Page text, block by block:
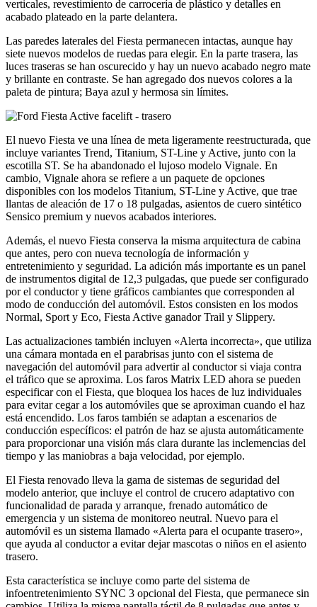
verticales, revestimiento de carrocería de plástico y detalles en
acabado plateado en la parte delantera.
Las paredes laterales del Fiesta permanecen intactas, aunque hay
siete nuevos modelos de ruedas para elegir. En la parte trasera, las
luces traseras se han oscurecido y hay un nuevo acabado negro mate
y brillante en contraste. Se han agregado dos nuevos colores a la
paleta de pintura; Baya azul y hermosa sin límites.
El nuevo Fiesta ve una línea de meta ligeramente reestructurada, que
incluye variantes Trend, Titanium, ST-Line y Active, junto con la
escotilla ST. Se ha abandonado el lujoso modelo Vignale. En
cambio, Vignale ahora se refiere a un paquete de opciones
disponibles con los modelos Titanium, ST-Line y Active, que trae
llantas de aleación de 17 o 18 pulgadas, asientos de cuero sintético
Sensico premium y nuevos acabados interiores.
Además, el nuevo Fiesta conserva la misma arquitectura de cabina
que antes, pero con nueva tecnología de información y
entretenimiento y seguridad. La adición más importante es un panel
de instrumentos digital de 12,3 pulgadas, que puede ser configurado
por el conductor y tiene gráficos cambiantes que corresponden al
modo de conducción del automóvil. Estos consisten en los modos
Normal, Sport y Eco, Fiesta Active ganador Trail y Slippery.
Las actualizaciones también incluyen «Alerta incorrecta», que utiliza
una cámara montada en el parabrisas junto con el sistema de
navegación del automóvil para advertir al conductor si viaja contra
el tráfico que se aproxima. Los faros Matrix LED ahora se pueden
especificar con el Fiesta, que bloquea los haces de luz individuales
para evitar cegar a los automóviles que se aproximan cuando el haz
está encendido. Los faros también se adaptan a escenarios de
conducción específicos: el patrón de haz se ajusta automáticamente
para proporcionar una visión más clara durante las inclemencias del
tiempo y las maniobras a baja velocidad, por ejemplo.
El Fiesta renovado lleva la gama de sistemas de seguridad del
modelo anterior, que incluye el control de crucero adaptativo con
funcionalidad de parada y arranque, frenado automático de
emergencia y un sistema de monitoreo neutral. Nuevo para el
automóvil es un sistema llamado «Alerta para el ocupante trasero»,
que ayuda al conductor a evitar dejar mascotas o niños en el asiento
trasero.
Esta característica se incluye como parte del sistema de
infoentretenimiento SYNC 3 opcional del Fiesta, que permanece sin